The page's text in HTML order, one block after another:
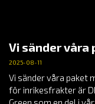
Vi sänder våra
2025-08-11
Vi sänder våra paket
för inrikesfrakter är